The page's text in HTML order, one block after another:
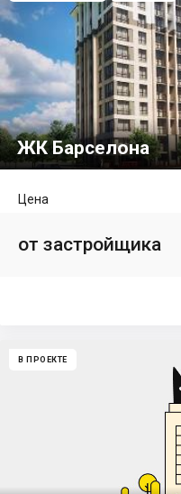
ЖК Барселона
Цена
от застройщика
В ПРОЕКТЕ